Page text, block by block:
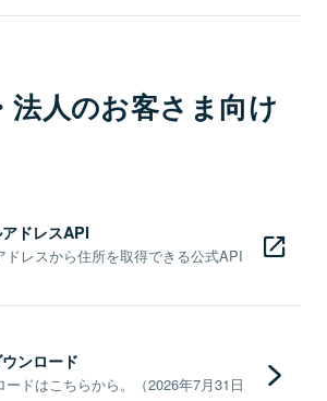
法人のお客さま向け
ドレスAPI
レスから住所を取得できる公式API
ンロード
ドはこちらから。（2026年7月31日